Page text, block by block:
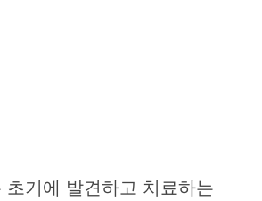
초기에 발견하고 치료하는